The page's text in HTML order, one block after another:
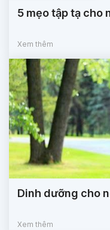
5 mẹo tập tạ cho
Xem thêm
Dinh dưỡng cho
Xem thêm